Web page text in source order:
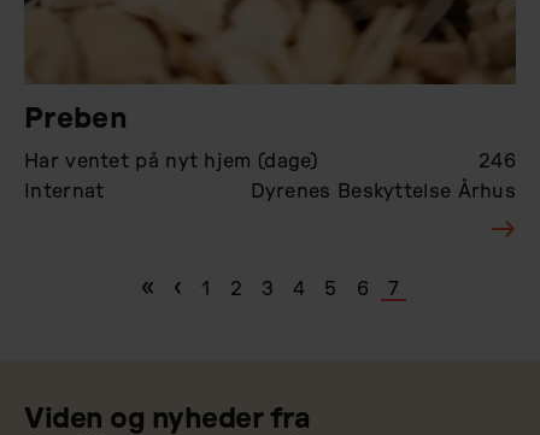
Preben
Har ventet på nyt hjem (dage)
246
Internat
Dyrenes Beskyttelse Århus
Første side
« Forrige side
‹ Page
1 Page
2 Page
3 Page
4 Page
5 Page
6
Nuværende
7
Viden og nyheder fra